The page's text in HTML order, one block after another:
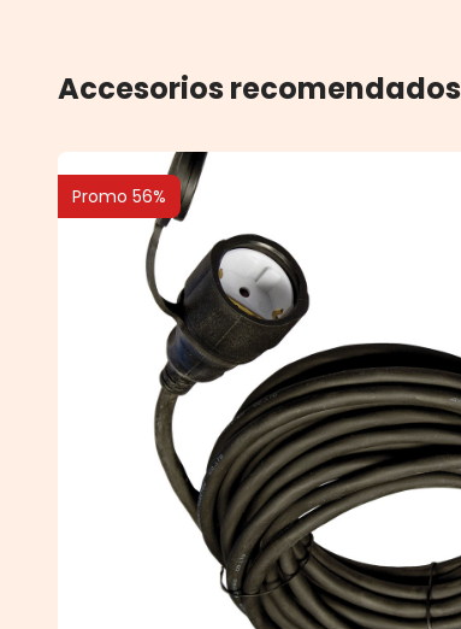
Accesorios recomendados
Promo 56%